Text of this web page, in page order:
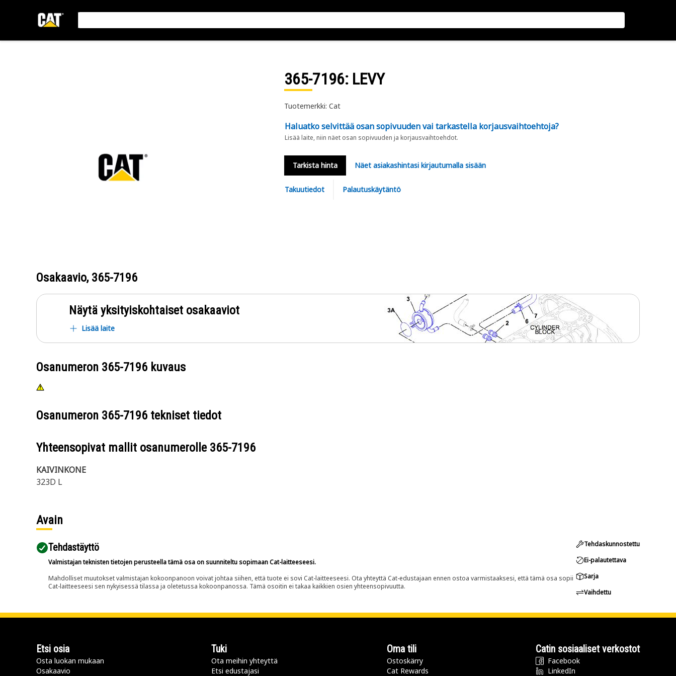
365-7196: LEVY
Tuotemerkki: Cat
Haluatko selvittää osan sopivuuden vai tarkastella korjausvaihtoehtoja?
Lisää laite, niin näet osan sopivuuden ja korjausvaihtoehdot.
Tarkista hinta Näet asiakashintasi kirjautumalla sisään
Takuutiedot Palautuskäytäntö
Osakaavio, 365-7196
Näytä yksityiskohtaiset osakaaviot
Lisää laite
Osanumeron 365-7196 kuvaus
Osanumeron 365-7196 tekniset tiedot
Yhteensopivat mallit osanumerolle 365-7196
KAIVINKONE
323D L
Avain
Tehdastäyttö
Valmistajan teknisten tietojen perusteella tämä osa on suunniteltu sopimaan Cat-laitteeseesi.
Mahdolliset muutokset valmistajan kokoonpanoon voivat johtaa siihen, että tuote ei sovi Cat-laitteeseesi. Ota yhteyttä Cat-edustajaan ennen ostoa varmistaaksesi, että tämä osa sopii
Cat-laitteeseesi sen nykyisessä tilassa ja oletetussa kokoonpanossa. Tämä osoitin ei takaa kaikkien osien yhteensopivuutta.
Tehdaskunnostettu
Ei-palautettava
Sarja
Vaihdettu
Etsi osia
Osta luokan mukaan
Osakaavio
Tuki
Ota meihin yhteyttä
Etsi edustajasi
Oma tili
Ostoskärry
Cat Rewards
Catin sosiaaliset verkostot
Facebook
LinkedIn